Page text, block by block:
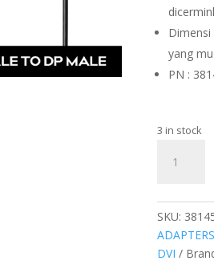
yang
PN :
3 in stock
DVI-
TO
AKTIF
quantity
SKU:
ADAPTERS
DVI